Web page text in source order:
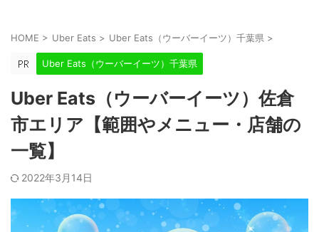
HOME > Uber Eats > Uber Eats（ウーバーイーツ）千葉県 >
Uber Eats（ウーバーイーツ）千葉県
Uber Eats（ウーバーイーツ）佐倉
市エリア【範囲やメニュー・店舗の
一覧】
2022年3月14日